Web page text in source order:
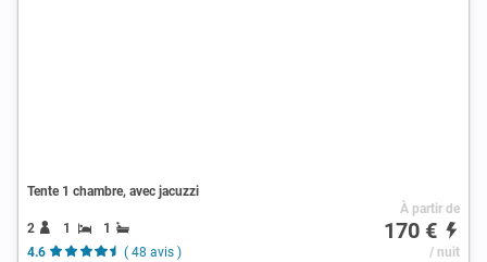
Tente 1 chambre, avec jacuzzi
2 1
1
4.6
( 48 avis )
À partir de
170 €
/ nuit